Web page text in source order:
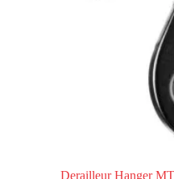
Derailleur Hanger